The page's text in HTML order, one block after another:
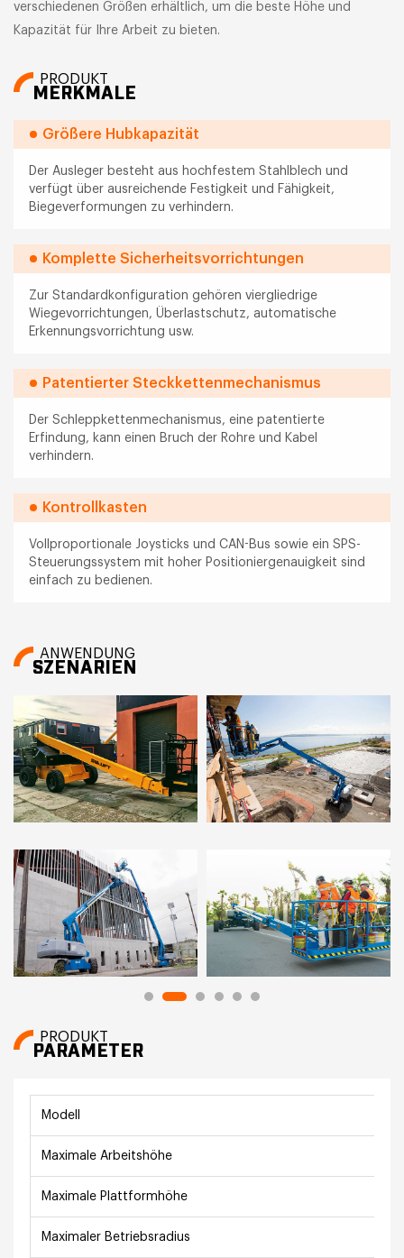
verschiedenen Größen erhältlich, um die beste Höhe und
Kapazität für Ihre Arbeit zu bieten.
PRODUKT
MERKMALE
Größere Hubkapazität
Der Ausleger besteht aus hochfestem Stahlblech und
verfügt über ausreichende Festigkeit und Fähigkeit,
Biegeverformungen zu verhindern.
Komplette Sicherheitsvorrichtungen
Zur Standardkonfiguration gehören viergliedrige
Wiegevorrichtungen, Überlastschutz, automatische
Erkennungsvorrichtung usw.
Patentierter Steckkettenmechanismus
Der Schleppkettenmechanismus, eine patentierte
Erfindung, kann einen Bruch der Rohre und Kabel
verhindern.
Kontrollkasten
Vollproportionale Joysticks und CAN-Bus sowie ein SPS-
Steuerungssystem mit hoher Positioniergenauigkeit sind
einfach zu bedienen.
ANWENDUNG
SZENARIEN
PRODUKT
PARAMETER
Modell
Maximale Arbeitshöhe
Maximale Plattformhöhe
Maximaler Betriebsradius